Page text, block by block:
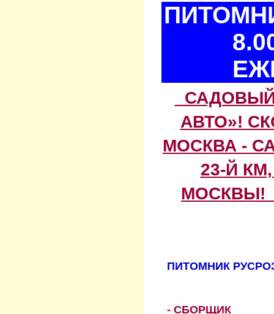
АВТО»!
МОСКВА -
23-Й
МОСКВЫ!
ПИТОМНИК
- СБОРЩИК